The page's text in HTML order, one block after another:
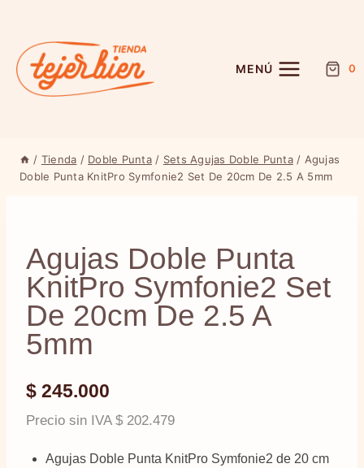
contenido
MENÚ 0
/ Tienda / Doble Punta / Sets Agujas Doble Punta / Agujas
Doble Punta KnitPro Symfonie2 Set De 20cm De 2.5 A 5mm
Agujas Doble Punta
KnitPro Symfonie2 Set
De 20cm De 2.5 A
5mm
$ 245.000
Precio sin IVA $ 202.479
Agujas Doble Punta KnitPro Symfonie2 de 20 cm